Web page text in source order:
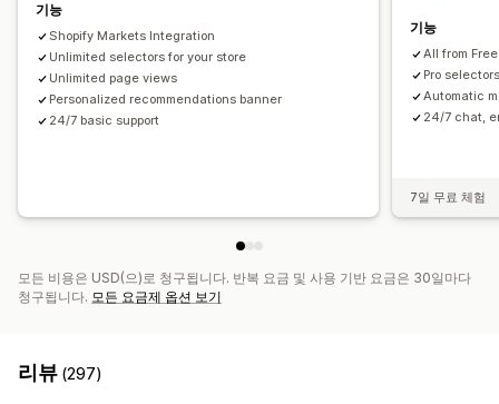
기능
Shopify Markets Integration
Unlimited selectors for your store
Unlimited page views
Personalized recommendations banner
24/7 basic support
기능
All from Free
Pro
Automatic
24/7 chat,
7일 무료 체험
모든 비용은 USD(으)로 청구됩니다. 반복 요금 및 사용 기반 요금은 30일마다
청구됩니다. 모든 요금제 옵션 보기
리뷰 (297)